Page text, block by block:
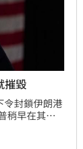
摧毀
封鎖伊朗港
稍早在其社
告，若有伊